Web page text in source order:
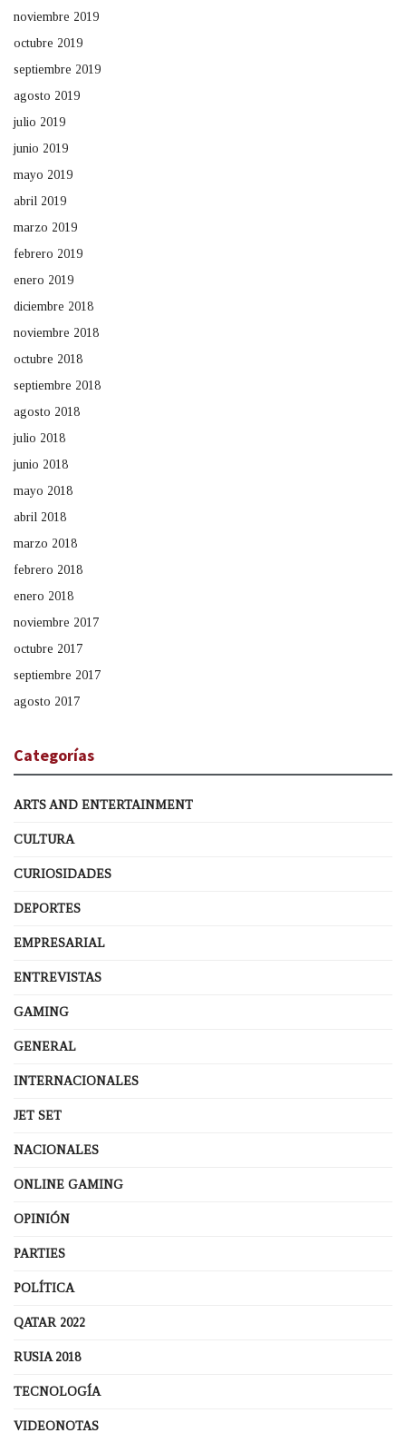
noviembre 2019
octubre 2019
septiembre 2019
agosto 2019
julio 2019
junio 2019
mayo 2019
abril 2019
marzo 2019
febrero 2019
enero 2019
diciembre 2018
noviembre 2018
octubre 2018
septiembre 2018
agosto 2018
julio 2018
junio 2018
mayo 2018
abril 2018
marzo 2018
febrero 2018
enero 2018
noviembre 2017
octubre 2017
septiembre 2017
agosto 2017
Categorías
ARTS AND ENTERTAINMENT
CULTURA
CURIOSIDADES
DEPORTES
EMPRESARIAL
ENTREVISTAS
GAMING
GENERAL
INTERNACIONALES
JET SET
NACIONALES
ONLINE GAMING
OPINIÓN
PARTIES
POLÍTICA
QATAR 2022
RUSIA 2018
TECNOLOGÍA
VIDEONOTAS